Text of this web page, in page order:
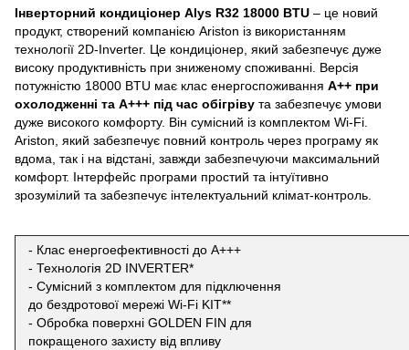
Інверторний кондиціонер Alys R32 18000 BTU – це новий
продукт, створений компанією Ariston із використанням
технології 2D-Inverter. Це кондиціонер, який забезпечує дуже
високу продуктивність при зниженому споживанні. Версія
потужністю 18000 BTU має клас енергоспоживання A++ при
охолодженні та A+++ під час обігріву та забезпечує умови
дуже високого комфорту. Він сумісний із комплектом Wi-Fi.
Ariston, який забезпечує повний контроль через програму як
вдома, так і на відстані, завжди забезпечуючи максимальний
комфорт. Інтерфейс програми простий та інтуїтивно
зрозумілий та забезпечує інтелектуальний клімат-контроль.
- Клас енергоефективності до А+++
- Технологія 2D INVERTER*
- Сумісний з комплектом для підключення
до бездротової мережі Wi-Fi KIT**
- Обробка поверхні GOLDEN FIN для
покращеного захисту від впливу